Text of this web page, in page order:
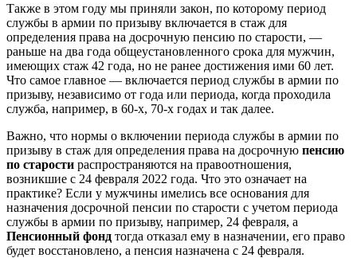
Также в этом году мы приняли закон, по которому период
службы в армии по призыву включается в стаж для
определения права на досрочную пенсию по старости, —
раньше на два года общеустановленного срока для мужчин,
имеющих стаж 42 года, но не ранее достижения ими 60 лет.
Что самое главное — включается период службы в армии по
призыву, независимо от года или периода, когда проходила
служба, например, в 60-х, 70-х годах и так далее.
Важно, что нормы о включении периода службы в армии по
призыву в стаж для определения права на досрочную пенсию
по старости распространяются на правоотношения,
возникшие с 24 февраля 2022 года. Что это означает на
практике? Если у мужчины имелись все основания для
назначения досрочной пенсии по старости с учетом периода
службы в армии по призыву, например, 24 февраля, а
Пенсионный фонд тогда отказал ему в назначении, его право
будет восстановлено, а пенсия назначена с 24 февраля.